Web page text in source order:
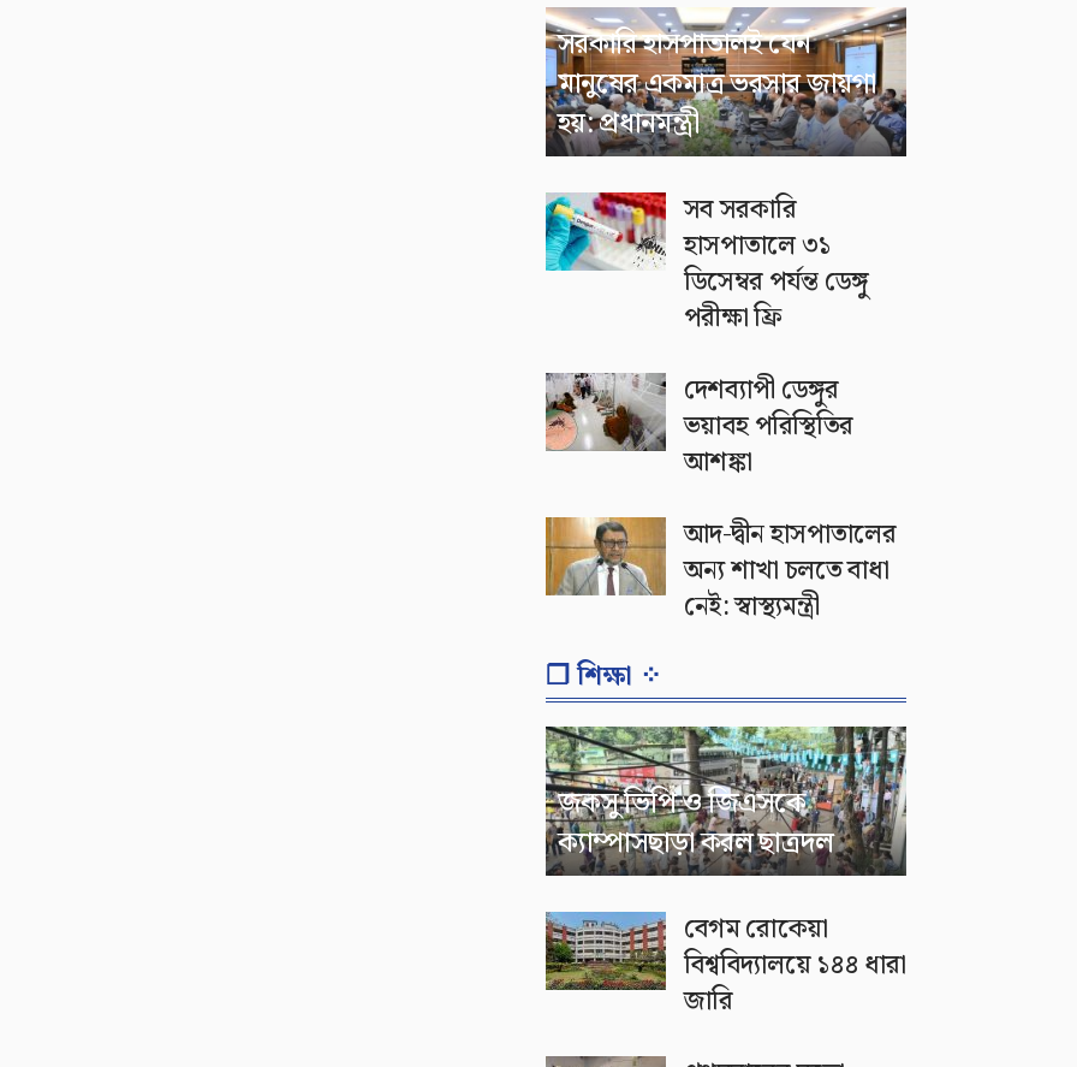
সরকারি হাসপাতালই যেন
মানুষের একমাত্র ভরসার জায়গা
হয়: প্রধানমন্ত্রী
সব সরকারি
হাসপাতালে ৩১
ডিসেম্বর পর্যন্ত ডেঙ্গু
পরীক্ষা ফ্রি
দেশব্যাপী ডেঙ্গুর
ভয়াবহ পরিস্থিতির
আশঙ্কা
আদ-দ্বীন হাসপাতালের
অন্য শাখা চলতে বাধা
নেই: স্বাস্থ্যমন্ত্রী
❐ শিক্ষা ⁘
জকসু ভিপি ও জিএসকে
ক্যাম্পাসছাড়া করল ছাত্রদল
বেগম রোকেয়া
বিশ্ববিদ্যালয়ে ১৪৪ ধারা
জারি